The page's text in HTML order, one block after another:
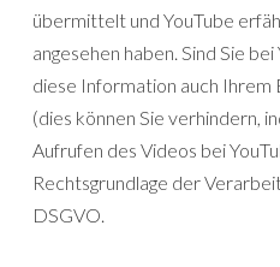
übermittelt und YouTube
angesehen haben. Sind Sie
diese Information auch
(dies können Sie verhindern,
Aufrufen des Videos bei
Rechtsgrundlage der
DSGVO.